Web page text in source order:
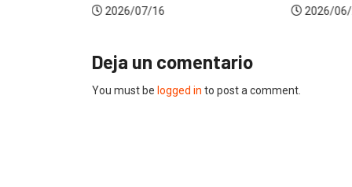
2026/07/16 2026/
Deja un comentario
You must be logged in to post a comment.